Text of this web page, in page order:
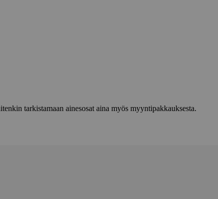
tarkistamaan ainesosat aina myös myyntipakkauksesta.